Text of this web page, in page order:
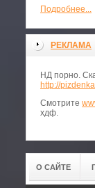
Подробнее...
РЕКЛАМА
НД порно.
http://
Смотрите
хдф.
О САЙТЕ